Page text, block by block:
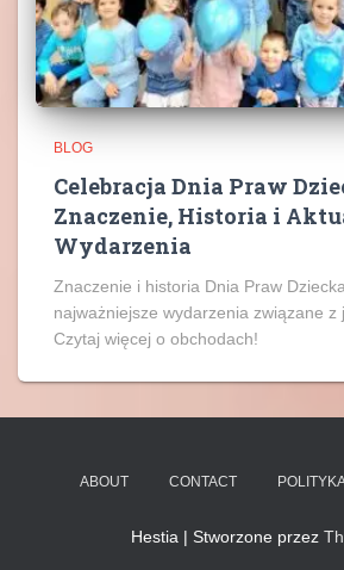
BLOG
Celebracja Dnia Praw
Znaczenie, Historia i
Wydarzenia
Znaczenie i historia Dnia Praw
najważniejsze wydarzenia związane z
Czytaj więcej o obchodach!
ABOUT CONTACT
Hestia | Stworzone przez